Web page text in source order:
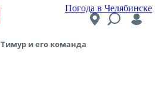
Погода в Челябинске
Тимур и его команда